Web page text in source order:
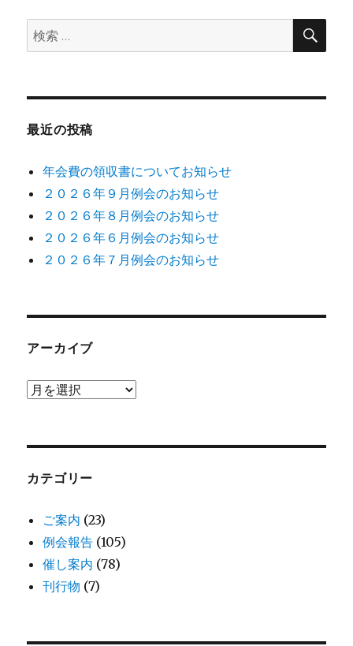
ペ
ジ
送
り
検
索:
検
最近の投稿
年会費の領収書についてお知らせ
２０２６年９月例会のお知らせ
２０２６年８月例会のお知らせ
２０２６年６月例会のお知らせ
２０２６年７月例会のお知らせ
アーカイブ
ア
ブ
カテゴリー
ご案内 (23)
例会報告 (105)
催し案内 (78)
刊行物 (7)